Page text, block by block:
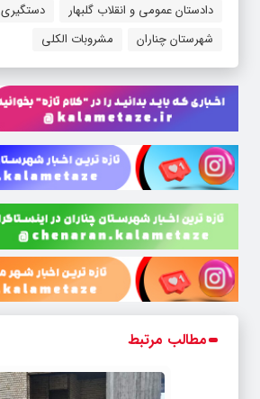
دادستان عمومی و انقلاب گلبهار
دستگیری
شهرستان چناران
مشروبات الکلی
مطالب مرتبط